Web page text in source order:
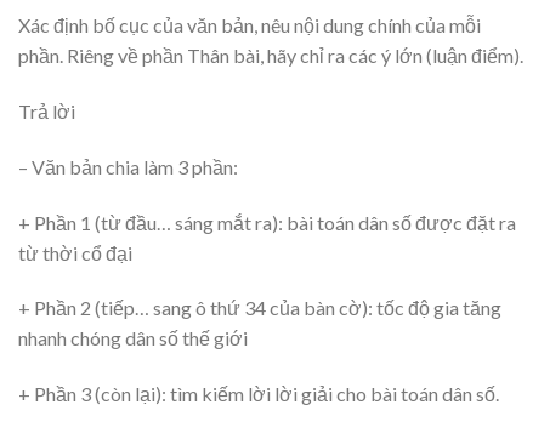
Xác định bố cục của văn bản, nêu nội dung chính của mỗi
phần. Riêng về phần Thân bài, hãy chỉ ra các ý lớn (luận điểm).
Trả lời
– Văn bản chia làm 3 phần:
+ Phần 1 (từ đầu… sáng mắt ra): bài toán dân số được đặt ra
từ thời cổ đại
+ Phần 2 (tiếp… sang ô thứ 34 của bàn cờ): tốc độ gia tăng
nhanh chóng dân số thế giới
+ Phần 3 (còn lại): tìm kiếm lời lời giải cho bài toán dân số.